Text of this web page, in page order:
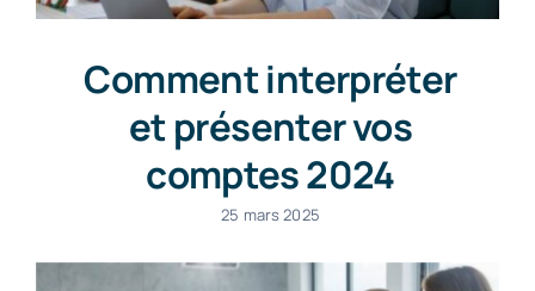
Comment interpréter
et présenter vos
comptes 2024
25 mars 2025